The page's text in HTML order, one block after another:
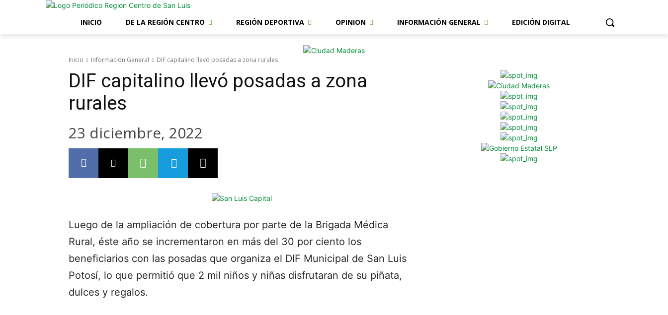
INICIO DE LA REGIÓN CENTRO REGIÓN DEPORTIVA OPINION INFORMACIÓN GENERAL EDICIÓN DIGITAL
Inicio Información General DIF capitalino llevó posadas a zona rurales
DIF capitalino llevó posadas a zona
rurales
23 diciembre, 2022
Luego de la ampliación de cobertura por parte de la Brigada Médica
Rural, éste año se incrementaron en más del 30 por ciento los
beneficiarios con las posadas que organiza el DIF Municipal de San Luis
Potosí, lo que permitió que 2 mil niños y niñas disfrutaran de su piñata,
dulces y regalos.